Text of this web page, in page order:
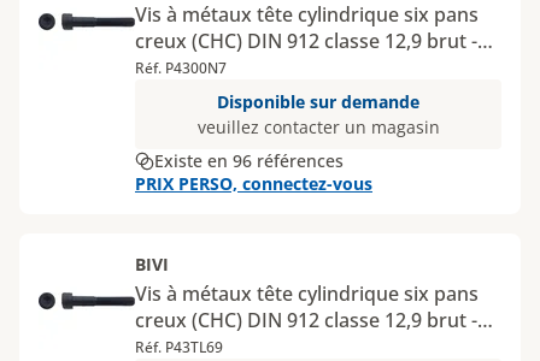
Vis à métaux tête cylindrique six pans
creux (CHC) DIN 912 classe 12,9 brut -
Diamètres inférieurs à 10 mm
Réf. P4300N7
Disponible sur demande
veuillez contacter un magasin
Existe en 96 références
PRIX PERSO, connectez-vous
BIVI
Vis à métaux tête cylindrique six pans
creux (CHC) DIN 912 classe 12,9 brut -
Diamètres 10 à 20 mm
Réf. P43TL69